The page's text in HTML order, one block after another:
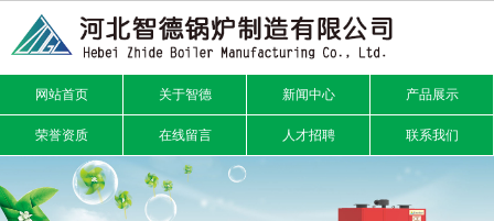
网站首页 关于智德 新闻中心 产品展示
荣誉资质 在线留言 人才招聘 联系我们